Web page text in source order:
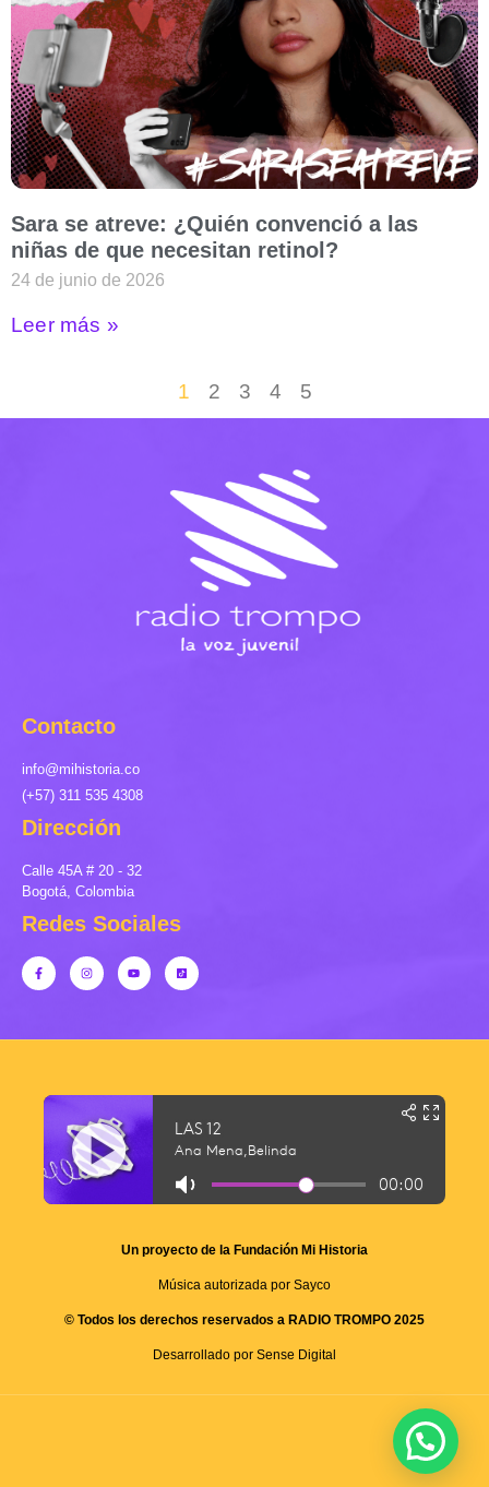
Sara se atreve: ¿Quién convenció a las
niñas de que necesitan retinol?
24 de junio de 2026
Leer más »
1 2 3 4 5
Contacto
info@mihistoria.co
(+57) 311 535 4308
Dirección
Calle 45A # 20 - 32
Bogotá, Colombia
Redes Sociales
Un proyecto de la Fundación Mi Historia
Música autorizada por Sayco
© Todos los derechos reservados a RADIO TROMPO 2025
Desarrollado por Sense Digital